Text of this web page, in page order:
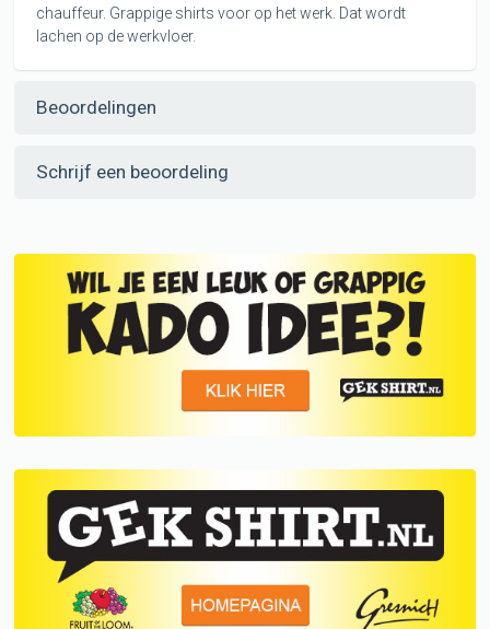
chauffeur. Grappige shirts voor op het werk. Dat wordt
lachen op de werkvloer.
Beoordelingen
Schrijf een beoordeling